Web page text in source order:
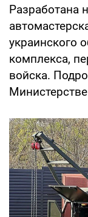
Разработана
украинского
комплекса,
войска.